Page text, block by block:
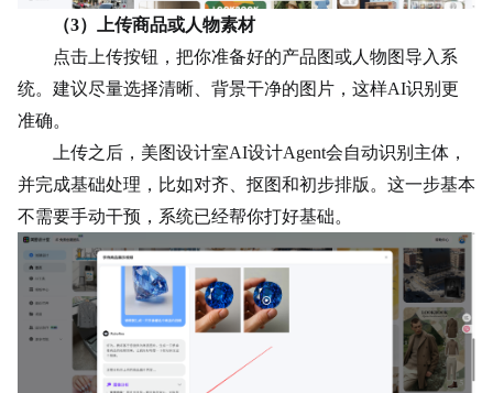
（3）上传商品或人物素材
点击上传按钮 ，把你准备好的产品图或人物图导入系
统。建议尽量选择清晰、背景干净的图片，这样AI识别更
准确。
上传之后，美图设计室AI设计Agent会自动识别主体，
并完成基础处理，比如对齐、抠图和初步排版。这一步基本
不需要手动干预，系统已经帮你打好基础。